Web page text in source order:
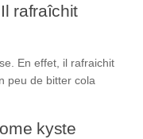
rafraîchit
En effet, il rafraichit
peu de bitter cola
kyste